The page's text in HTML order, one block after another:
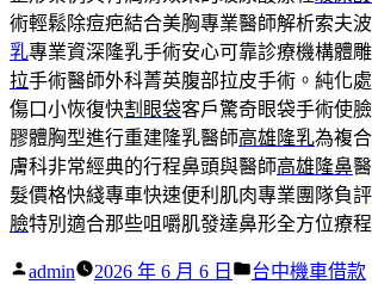
術輕鬆除痘疤結合美胸專業醫師解析索夫
乳專業資深隆乳手術安心可靠診療機構體
拉手術醫師外科菁英腹部拉皮手術。純化
傷口小恢復快割眼袋客戶驚奇眼袋手術使
膠體胸型進行重建隆乳醫師高雄隆乳為複
膚科非常經典的行程鼻頭與醫師高雄隆鼻
髮價格快綫專車快速便利肌肉專業團隊負評
臉特別適合那些咀嚼肌發達鼻形全方位療
作
admin 2026 年 6 月 6 日
分
台中機車借款